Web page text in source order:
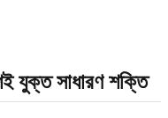
যুক্ত সাধারণ শক্তি